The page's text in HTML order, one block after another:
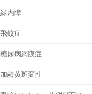
緑内障
飛蚊症
糖尿病網膜症
加齢黄斑変性